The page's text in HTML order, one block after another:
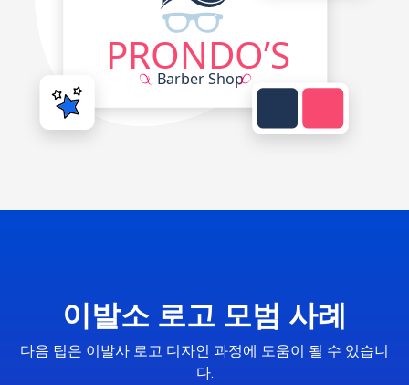
이발소 로고 모범 사례
다음 팁은 이발사 로고 디자인 과정에 도움이 될 수 있습니
다.